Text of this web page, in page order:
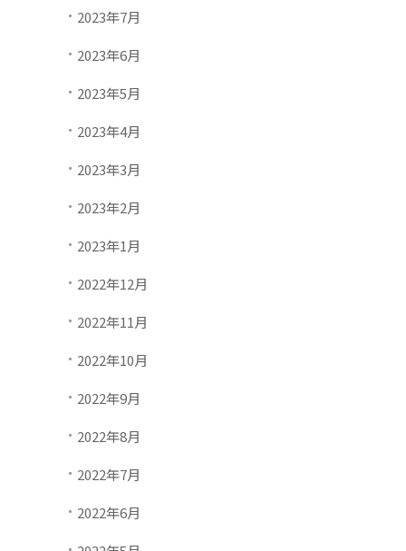
2023年7月
2023年6月
2023年5月
2023年4月
2023年3月
2023年2月
2023年1月
2022年12月
2022年11月
2022年10月
2022年9月
2022年8月
2022年7月
2022年6月